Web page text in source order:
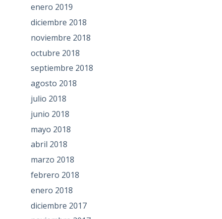
enero 2019
diciembre 2018
noviembre 2018
octubre 2018
septiembre 2018
agosto 2018
julio 2018
junio 2018
mayo 2018
abril 2018
marzo 2018
febrero 2018
enero 2018
diciembre 2017